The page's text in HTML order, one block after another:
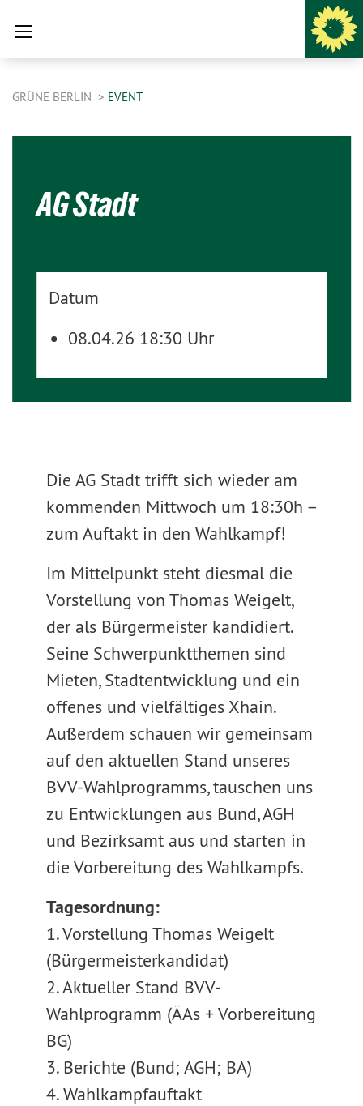
GRÜNE BERLIN EVENT
AG Stadt
Datum
08.04.26 18:30 Uhr
Die AG Stadt trifft sich wieder am
kommenden Mittwoch um 18:30h –
zum Auftakt in den Wahlkampf!
Im Mittelpunkt steht diesmal die
Vorstellung von Thomas Weigelt,
der als Bürgermeister kandidiert.
Seine Schwerpunktthemen sind
Mieten, Stadtentwicklung und ein
offenes und vielfältiges Xhain.
Außerdem schauen wir gemeinsam
auf den aktuellen Stand unseres
BVV-Wahlprogramms, tauschen uns
zu Entwicklungen aus Bund, AGH
und Bezirksamt aus und starten in
die Vorbereitung des Wahlkampfs.
Tagesordnung:
1. Vorstellung Thomas Weigelt
(Bürgermeisterkandidat)
2. Aktueller Stand BVV-
Wahlprogramm (ÄAs + Vorbereitung
BG)
3. Berichte (Bund; AGH; BA)
4. Wahlkampfauftakt